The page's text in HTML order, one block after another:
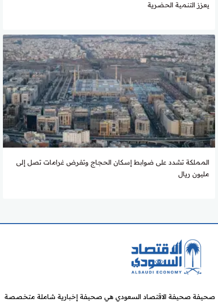
يعزز التنمية الحضرية
المملكة تشدد على ضوابط إسكان الحجاج وتفرض غرامات تصل إلى
مليون ريال
صحيفة صحيفة الاقتصاد السعودي هي صحيفة إخبارية شاملة متخصصة